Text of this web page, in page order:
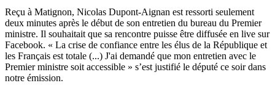
Reçu à Matignon, Nicolas Dupont-Aignan est ressorti seulement
deux minutes après le début de son entretien du bureau du Premier
ministre. Il souhaitait que sa rencontre puisse être diffusée en live sur
Facebook. « La crise de confiance entre les élus de la République et
les Français est totale (...) J'ai demandé que mon entretien avec le
Premier ministre soit accessible » s’est justifié le député ce soir dans
notre émission.